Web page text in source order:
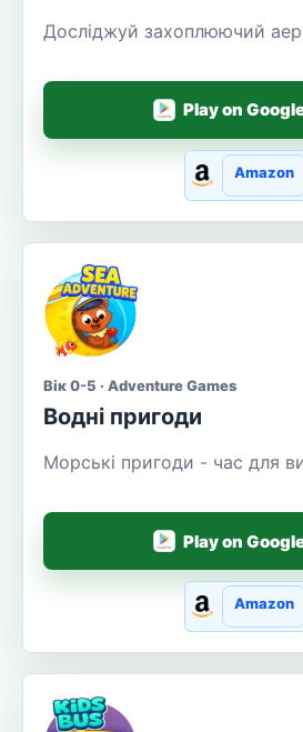
Досліджуй захоплюючий
Play on
Amazon
Вік 0-5 · Adventure Games
Водні пригоди
Морські пригоди - час для
Play on
Amazon